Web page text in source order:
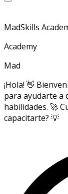
MadSkills
Academy
Mad
¡Hola! 👋
para ayudarte a
habilidades. 🚀
capacitarte? 💡